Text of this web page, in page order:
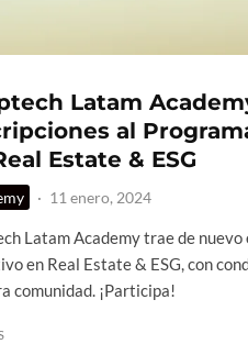
Latam
al
Estate & ESG
· 11 enero, 2024
Latam Academy trae de nuevo
en Real Estate & ESG, con
comunidad. ¡Participa!